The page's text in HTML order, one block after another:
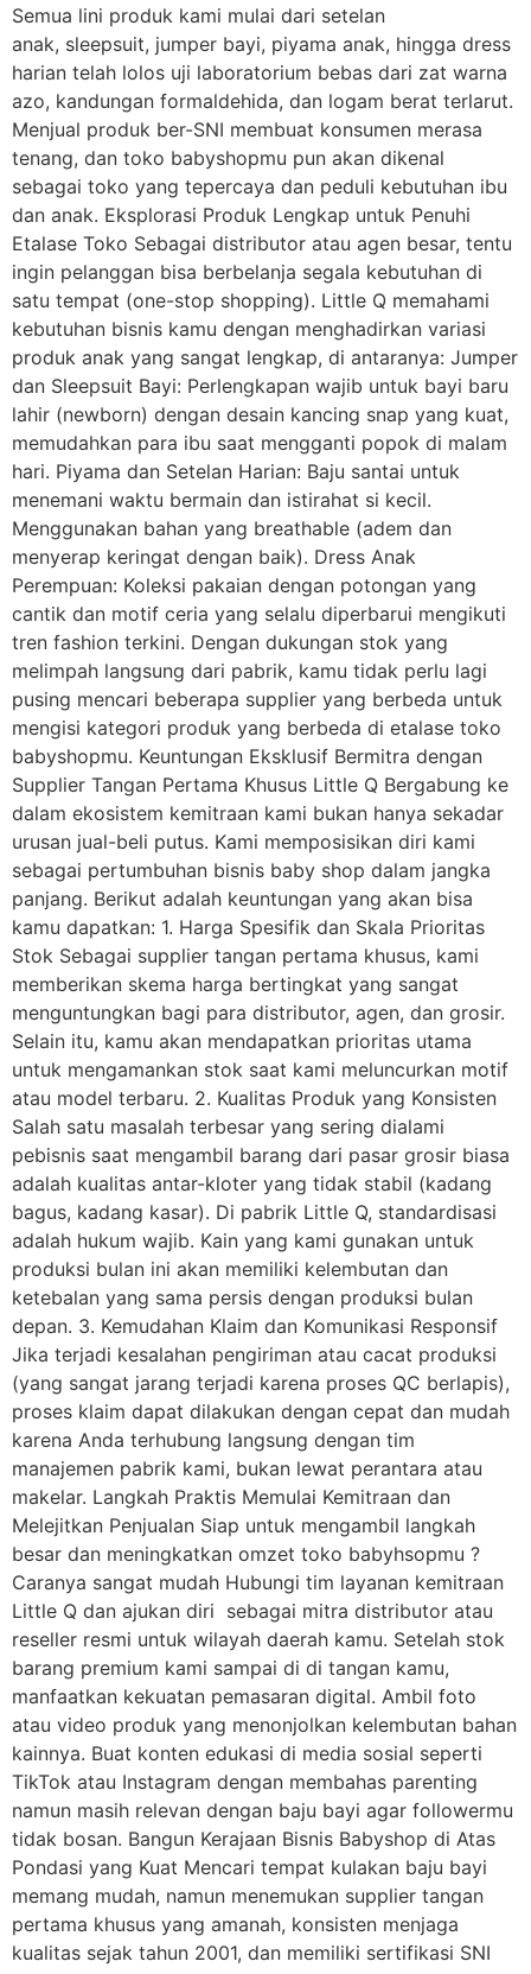
Semua lini produk kami mulai dari setelan
anak, sleepsuit, jumper bayi, piyama anak, hingga dress
harian telah lolos uji laboratorium bebas dari zat warna
azo, kandungan formaldehida, dan logam berat terlarut.
Menjual produk ber-SNI membuat konsumen merasa
tenang, dan toko babyshopmu pun akan dikenal
sebagai toko yang tepercaya dan peduli kebutuhan ibu
dan anak. Eksplorasi Produk Lengkap untuk Penuhi
Etalase Toko Sebagai distributor atau agen besar, tentu
ingin pelanggan bisa berbelanja segala kebutuhan di
satu tempat (one-stop shopping). Little Q memahami
kebutuhan bisnis kamu dengan menghadirkan variasi
produk anak yang sangat lengkap, di antaranya: Jumper
dan Sleepsuit Bayi: Perlengkapan wajib untuk bayi baru
lahir (newborn) dengan desain kancing snap yang kuat,
memudahkan para ibu saat mengganti popok di malam
hari. Piyama dan Setelan Harian: Baju santai untuk
menemani waktu bermain dan istirahat si kecil.
Menggunakan bahan yang breathable (adem dan
menyerap keringat dengan baik). Dress Anak
Perempuan: Koleksi pakaian dengan potongan yang
cantik dan motif ceria yang selalu diperbarui mengikuti
tren fashion terkini. Dengan dukungan stok yang
melimpah langsung dari pabrik, kamu tidak perlu lagi
pusing mencari beberapa supplier yang berbeda untuk
mengisi kategori produk yang berbeda di etalase toko
babyshopmu. Keuntungan Eksklusif Bermitra dengan
Supplier Tangan Pertama Khusus Little Q Bergabung ke
dalam ekosistem kemitraan kami bukan hanya sekadar
urusan jual-beli putus. Kami memposisikan diri kami
sebagai pertumbuhan bisnis baby shop dalam jangka
panjang. Berikut adalah keuntungan yang akan bisa
kamu dapatkan: 1. Harga Spesifik dan Skala Prioritas
Stok Sebagai supplier tangan pertama khusus, kami
memberikan skema harga bertingkat yang sangat
menguntungkan bagi para distributor, agen, dan grosir.
Selain itu, kamu akan mendapatkan prioritas utama
untuk mengamankan stok saat kami meluncurkan motif
atau model terbaru. 2. Kualitas Produk yang Konsisten
Salah satu masalah terbesar yang sering dialami
pebisnis saat mengambil barang dari pasar grosir biasa
adalah kualitas antar-kloter yang tidak stabil (kadang
bagus, kadang kasar). Di pabrik Little Q, standardisasi
adalah hukum wajib. Kain yang kami gunakan untuk
produksi bulan ini akan memiliki kelembutan dan
ketebalan yang sama persis dengan produksi bulan
depan. 3. Kemudahan Klaim dan Komunikasi Responsif
Jika terjadi kesalahan pengiriman atau cacat produksi
(yang sangat jarang terjadi karena proses QC berlapis),
proses klaim dapat dilakukan dengan cepat dan mudah
karena Anda terhubung langsung dengan tim
manajemen pabrik kami, bukan lewat perantara atau
makelar. Langkah Praktis Memulai Kemitraan dan
Melejitkan Penjualan Siap untuk mengambil langkah
besar dan meningkatkan omzet toko babyhsopmu ?
Caranya sangat mudah Hubungi tim layanan kemitraan
Little Q dan ajukan diri sebagai mitra distributor atau
reseller resmi untuk wilayah daerah kamu. Setelah stok
barang premium kami sampai di di tangan kamu,
manfaatkan kekuatan pemasaran digital. Ambil foto
atau video produk yang menonjolkan kelembutan bahan
kainnya. Buat konten edukasi di media sosial seperti
TikTok atau Instagram dengan membahas parenting
namun masih relevan dengan baju bayi agar followermu
tidak bosan. Bangun Kerajaan Bisnis Babyshop di Atas
Pondasi yang Kuat Mencari tempat kulakan baju bayi
memang mudah, namun menemukan supplier tangan
pertama khusus yang amanah, konsisten menjaga
kualitas sejak tahun 2001, dan memiliki sertifikasi SNI